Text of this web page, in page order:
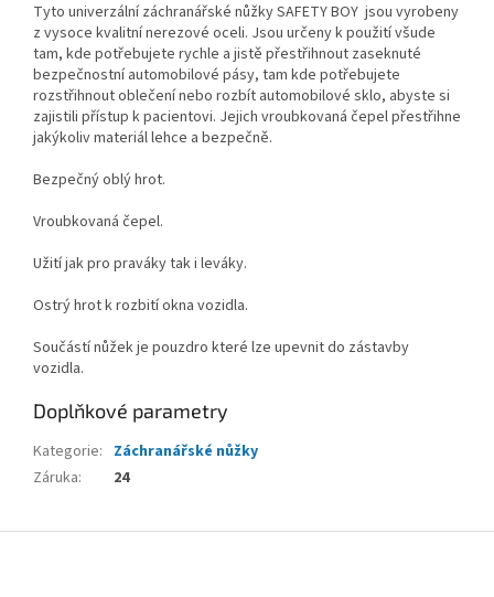
Tyto univerzální záchranářské nůžky SAFETY BOY jsou vyrobeny
z vysoce kvalitní nerezové oceli. Jsou určeny k použití všude
tam, kde potřebujete rychle a jistě přestřihnout zaseknuté
bezpečnostní automobilové pásy, tam kde potřebujete
rozstřihnout oblečení nebo rozbít automobilové sklo, abyste si
zajistili přístup k pacientovi. Jejich vroubkovaná čepel přestřihne
jakýkoliv materiál lehce a bezpečně.
Bezpečný oblý hrot.
Vroubkovaná čepel.
Užití jak pro praváky tak i leváky.
Ostrý hrot k rozbití okna vozidla.
Součástí nůžek je pouzdro které lze upevnit do zástavby
vozidla.
Doplňkové parametry
Kategorie: Záchranářské nůžky
Záruka: 24